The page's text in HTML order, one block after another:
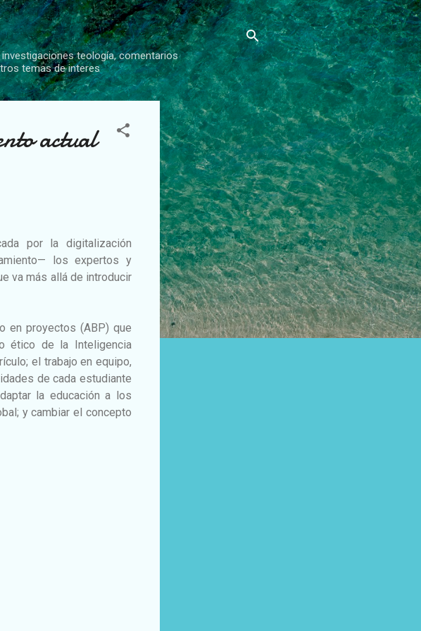
teología, comentarios
temas de interes
actual
por la digitalización
los expertos y
va más allá de introducir
en proyectos (ABP) que
ético de la Inteligencia
el trabajo en equipo,
de cada estudiante
la educación a los
y cambiar el concepto